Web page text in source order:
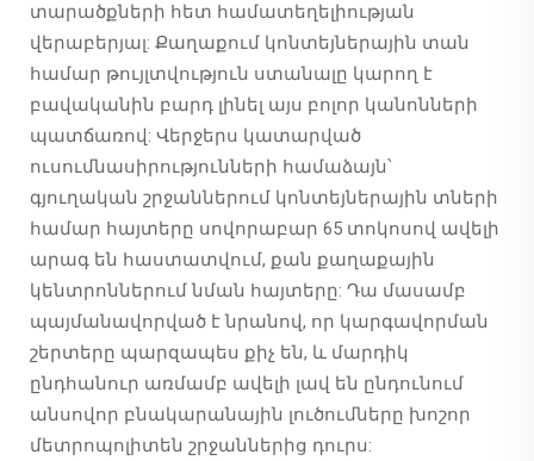
տարածքների հետ համատեղելիության
վերաբերյալ: Քաղաքում կոնտեյներային տան
համար թույլտվություն ստանալը կարող է
բավականին բարդ լինել այս բոլոր կանոնների
պատճառով: Վերջերս կատարված
ուսումնասիրությունների համաձայն՝
գյուղական շրջաններում կոնտեյներային տների
համար հայտերը սովորաբար 65 տոկոսով ավելի
արագ են հաստատվում, քան քաղաքային
կենտրոններում նման հայտերը: Դա մասամբ
պայմանավորված է նրանով, որ կարգավորման
շերտերը պարզապես քիչ են, և մարդիկ
ընդհանուր առմամբ ավելի լավ են ընդունում
անսովոր բնակարանային լուծումները խոշոր
մետրոպոլիտեն շրջաններից դուրս: